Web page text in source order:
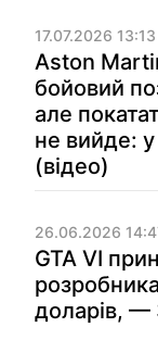
17.07.2026 13:13
Aston
бойовий
але
не вийде:
(відео)
26.06.2026
GTA VI
доларів, —